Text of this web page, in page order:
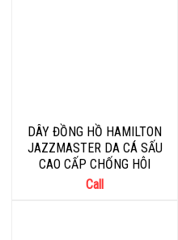
DÂY ĐỒNG HỒ HAMILTON
JAZZMASTER DA CÁ SẤU
CAO CẤP CHỐNG HÔI
Call